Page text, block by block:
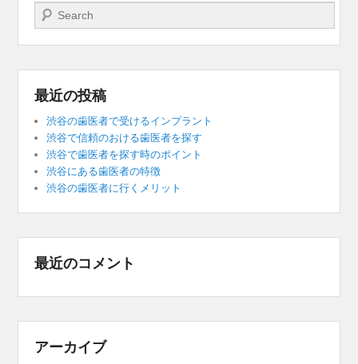
検索開始
最近の投稿
渋谷の歯医者で受けるインプラント
渋谷で信頼のおける歯医者を探す
渋谷で歯医者を探す時のポイント
渋谷にある歯医者の特徴
渋谷の歯医者に行くメリット
最近のコメント
アーカイブ